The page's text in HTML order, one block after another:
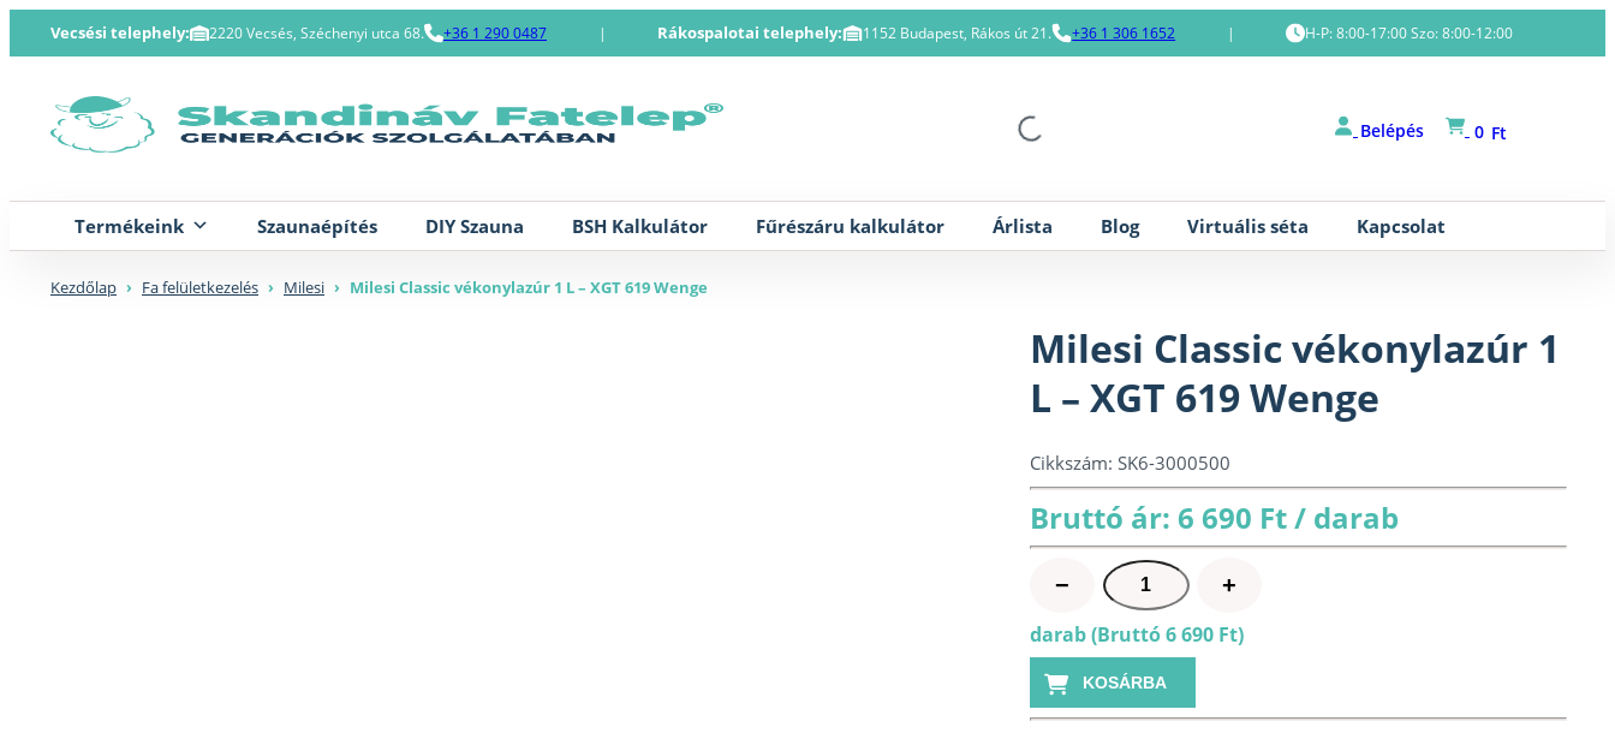
to
Vecsési telephely: 2220 Vecsés, Széchenyi utca 68. +36 1 290 0487 | Rákospalotai telephely: 1152 Budapest, Rákos út 21. +36 1 306 1652 | H-P: 8:00-17:00 Szo: 8:00-12:00
Belépés 0 Ft
Termékeink Szaunaépítés DIY Szauna BSH Kalkulátor Fűrészáru kalkulátor Árlista Blog Virtuális séta Kapcsolat
Kezdőlap › Fa felületkezelés › Milesi › Milesi Classic vékonylazúr 1 L – XGT 619 Wenge
Milesi Classic vékonylazúr 1
L – XGT 619 Wenge
Cikkszám: SK6-3000500
Bruttó ár: 6 690 Ft / darab
−
Milesi
Classic
vékonylazúr
1
L
-
+
darab (Bruttó 6 690 Ft)
KOSÁRBA